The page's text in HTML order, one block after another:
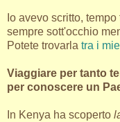
Io avevo scritto,
sempre sott'occhio
Potete trovarla tra i
Viaggiare per tanto
per conoscere un
In Kenya ha scoperto